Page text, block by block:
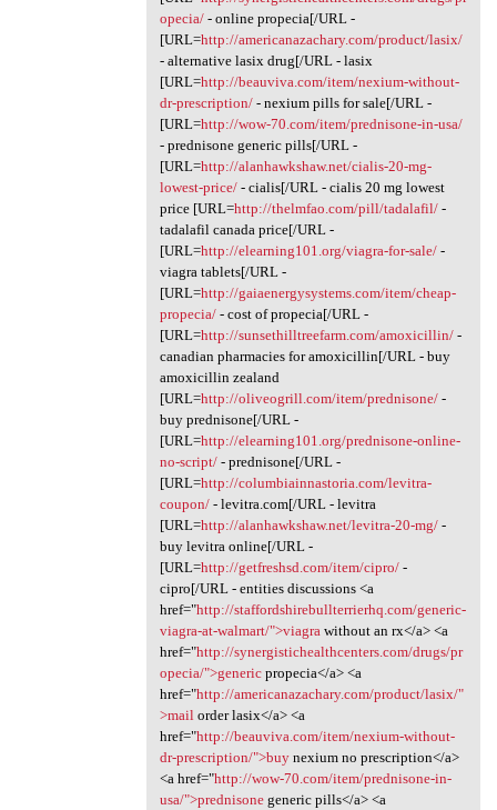
opecia/- online propecia[/URL -
[URL=http://americanazachary.com/product/lasix/
- alternative lasix drug[/URL - lasix
[URL=http://beauviva.com/item/nexium-without-
dr-prescription/- nexium pills for sale[/URL -
[URL=http://wow-70.com/item/prednisone-in-usa/
- prednisone generic pills[/URL -
[URL=http://alanhawkshaw.net/cialis-20-mg-
lowest-price/- cialis[/URL - cialis 20 mg lowest
price [URL=http://thelmfao.com/pill/tadalafil/-
tadalafil canada price[/URL -
[URL=http://elearning101.org/viagra-for-sale/-
viagra tablets[/URL -
[URL=http://gaiaenergysystems.com/item/cheap-
propecia/- cost of propecia[/URL -
[URL=http://sunsethilltreefarm.com/amoxicillin/-
canadian pharmacies for amoxicillin[/URL - buy
amoxicillin zealand
[URL=http://oliveogrill.com/item/prednisone/-
buy prednisone[/URL -
[URL=http://elearning101.org/prednisone-online-
no-script/- prednisone[/URL -
[URL=http://columbiainnastoria.com/levitra-
coupon/- levitra.com[/URL - levitra
[URL=http://alanhawkshaw.net/levitra-20-mg/-
buy levitra online[/URL -
[URL=http://getfreshsd.com/item/cipro/-
cipro[/URL - entities discussions <a
href="http://staffordshirebullterrierhq.com/generic-
viagra-at-walmart/">viagrawithout an rx</a> <a
href="http://synergistichealthcenters.com/drugs/pr
opecia/">genericpropecia</a> <a
href="http://americanazachary.com/product/lasix/"
>mailorder lasix</a> <a
href="http://beauviva.com/item/nexium-without-
dr-prescription/">buynexium no prescription</a>
<a href="http://wow-70.com/item/prednisone-in-
usa/">prednisonegeneric pills</a> <a